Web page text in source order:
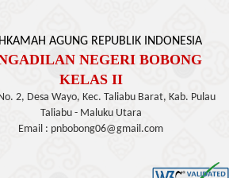
AGUNG REPUBLIK INDONESIA
NEGERI BOBONG
KELAS II
2, Desa Wayo, Kec. Taliabu Barat, Kab. Pulau
Taliabu - Maluku Utara
Email : pnbobong06@gmail.com